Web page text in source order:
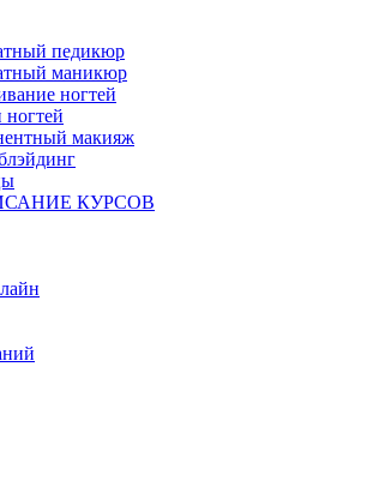
педикюр
маникюр
ногтей
ногтей
макияж
КУРСОВ